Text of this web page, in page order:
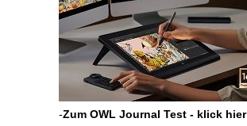
-Zum OWL Journal Test - klick hier